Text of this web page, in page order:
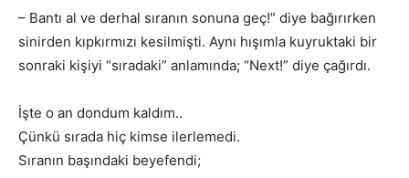
– Bantı al ve derhal sıranın sonuna geç!” diye bağırırken
sinirden kıpkırmızı kesilmişti. Aynı hışımla kuyruktaki bir
sonraki kişiyi “sıradaki” anlamında; “Next!” diye çağırdı.
İşte o an dondum kaldım..
Çünkü sırada hiç kimse ilerlemedi.
Sıranın başındaki beyefendi;